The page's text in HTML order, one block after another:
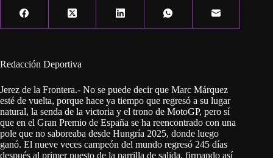
Redacción Deportiva
Jerez de la Frontera.- No se puede decir que Marc Márquez
esté de vuelta, porque hace ya tiempo que regresó a su lugar
natural, la senda de la victoria y el trono de MotoGP, pero sí
que en el Gran Premio de España se ha reencontrado con una
pole que no saboreaba desde Hungría 2025, donde luego
ganó. El nueve veces campeón del mundo regresó 245 días
después al primer puesto de la parrilla de salida, firmando así